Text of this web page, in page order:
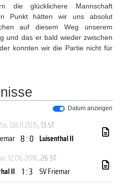
die glücklichere Mannschaft
Punkt hätten wir uns absolut
auf diesem Weg unserem
und das er bald wieder zwischen
konnten wir die Partie nicht für
Datum anzeigen
So, 08.11.2015, 13.ST
8 : 0 Luisenthal II
12.06.2016, 26.ST
II 1 : 3 SV Friemar